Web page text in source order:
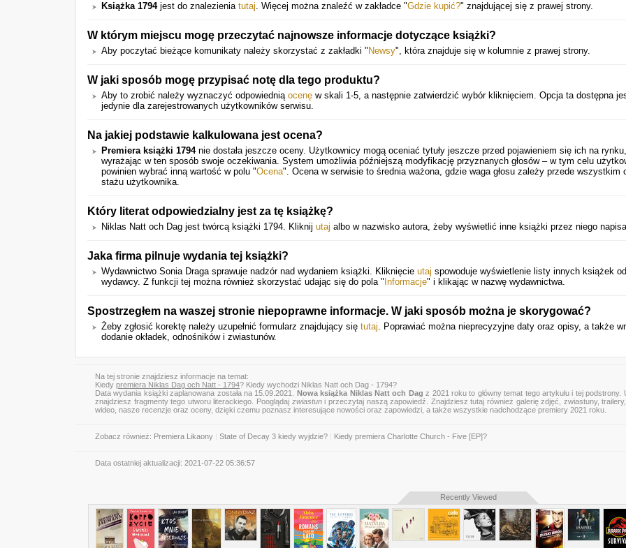
Książka 1794jest do znalezienia tutaj. Więcej można znaleźć w zakładce "Gdzie kupić?" znajdującej się z prawej strony.
W którym miejscu mogę przeczytać najnowsze informacje dotyczące książki?
Aby poczytać bieżące komunikaty należy skorzystać z zakładki " Newsy", która znajduje się w kolumnie z prawej strony.
W jaki sposób mogę przypisać notę dla tego produktu?
Aby to zrobić należy wyznaczyć odpowiednią ocenę w skali 1-5, a następnie zatwierdzić wybór kliknięciem. Opcja ta dostępna
jedynie dla zarejestrowanych użytkowników serwisu.
Na jakiej podstawie kalkulowana jest ocena?
Premiera książki 1794nie dostała jeszcze oceny. Użytkownicy mogą oceniać tytuły jeszcze przed pojawieniem się ich na rynku,
wyrażając w ten sposób swoje oczekiwania. System umożliwia późniejszą modyfikację przyznanych głosów – w tym celu
powinien wybrać inną wartość w polu "Ocena". Ocena w serwisie to średnia ważona, gdzie waga głosu zależy przede wszystkim
stażu użytkownika.
Który literat odpowiedzialny jest za tę książkę?
Niklas Natt och Dag jest twórcą książki 1794. Kliknij utaj albo w nazwisko autora, żeby wyświetlić inne książki przez niego
Jaka firma pilnuje wydania tej książki?
Wydawnictwo Sonia Draga sprawuje nadzór nad wydaniem książki. Kliknięcie utaj spowoduje wyświetlenie listy innych książek
wydawcy. Z funkcji tej można również skorzystać udając się do pola " Informacje" i klikając w nazwę wydawnictwa.
Spostrzegłem na waszej stronie niepoprawne informacje. W jaki sposób można je skorygować?
Żeby zgłosić korektę należy uzupełnić formularz znajdujący się tutaj. Poprawiać można nieprecyzyjne daty oraz opisy, a także
dodanie okładek, odnośników i zwiastunów.
Na tej stronie znajdziesz informacje na temat:
Kiedy premiera Niklas Dag och Natt - 1794? Kiedy wychodzi Niklas Natt och Dag - 1794?
Data wydania książki zaplanowana została na 15.09.2021. Nowa książka Niklas Natt och Dag z 2021 roku to główny temat tego artykułu i tej podstrony.
znajdziesz fragmenty tego utworu literackiego. Pooglądaj zwiastuni przeczytaj naszą zapowiedź. Znajdziesz tutaj również galerię zdjęć, zwiastuny,
wideo, nasze recenzje oraz oceny, dzięki czemu poznasz interesujące nowości oraz zapowiedzi, a także wszystkie nadchodzące premiery 2021 roku.
Zobacz również: Premiera Likaony State of Decay 3 kiedy wyjdzie? Kiedy premiera Charlotte Church - Five [EP]?
Data ostatniej aktualizacji: 2021-07-22 05:36:57
Recently Viewed